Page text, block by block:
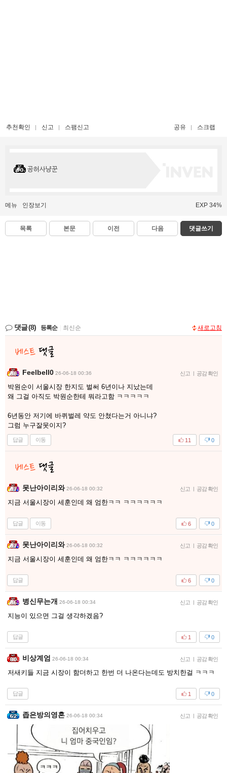
추천확인 신고 스팸신고 공유 스크랩
공허사냥꾼
메뉴 인장보기 EXP 34%
목록 본문 이전 다음 댓글쓰기
댓글(8) 등록순 최신순 새로고침
Feelbell0 26-06-18 00:36 신고 | 공감 확인
박원순이 서울시장 한지도 벌써 6년이나 지났는데
왜 그걸 아직도 박원순한테 뭐라고함 ㅋㅋㅋㅋㅋ
6년동안 저기에 바퀴벌레 약도 안쳤다는거 아니냐?
그럼 누구잘못이지?
답글 이동 0
11
못난아이리와 26-06-18 00:32 신고 | 공감 확인
지금 서울시장이 세훈인데 왜 엄한ㅋㅋ ㅋㅋㅋㅋㅋㅋ
답글 이동 0
6
못난아이리와 26-06-18 00:32 신고 | 공감 확인
지금 서울시장이 세훈인데 왜 엄한ㅋㅋ ㅋㅋㅋㅋㅋㅋ
답글 0
6
병신무는개 26-06-18 00:34 신고 | 공감 확인
지능이 있으면 그걸 생각하겠음?
답글 0
1
비상계엄 26-06-18 00:34 신고 | 공감 확인
저새키들 지금 시장이 함더하고 한번 더 나온다는데도 방치한걸 ㅋㅋㅋ
답글 0
1
좁은방의영혼 26-06-18 00:34 신고 | 공감 확인